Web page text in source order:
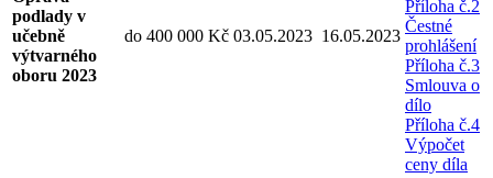
podlady v
učebně
výtvarného
oboru 2023
do 400 000 Kč 03.05.2023 16.05.2023
Příloha č.2
Čestné
prohlášení
Příloha č.3
Smlouva o
dílo
Příloha č.4
Výpočet
ceny díla